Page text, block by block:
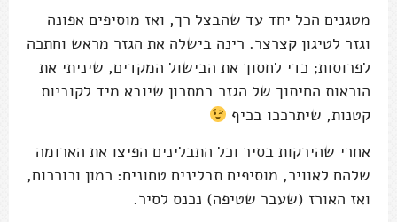
מטגנים הכל יחד עד שהבצל רך, ואז מוסיפים אפונה
וגזר לטיגון קצרצר. רינה בישלה את הגזר מראש וחתכה
לפרוסות; כדי לחסוך את הבישול המקדים, שיניתי את
הוראות החיתוך של הגזר במתכון שיובא מיד לקוביות
קטנות, שיתרככו בכיף
אחרי שהירקות בסיר וכל התבלינים הפיצו את הארומה
שלהם לאוויר, מוסיפים תבלינים טחונים: כמון וכורכום,
ואז האורז (שעבר שטיפה) נכנס לסיר.